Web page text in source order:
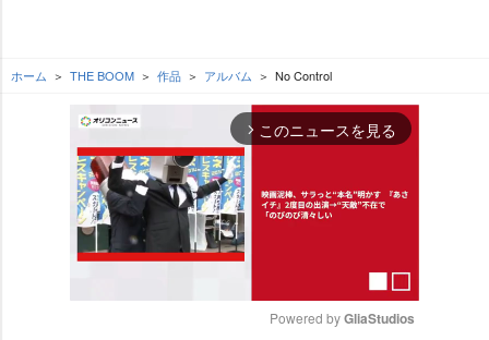
ホーム THE BOOM 作品 アルバム No Control
arrow_forward_ios このニュースを見る
Powered by GliaStudios